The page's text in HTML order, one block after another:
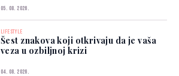
05. 08. 2026.
LIFESTYLE
Šest znakova koji otkrivaju da je vaša
veza u ozbiljnoj krizi
04. 08. 2026.